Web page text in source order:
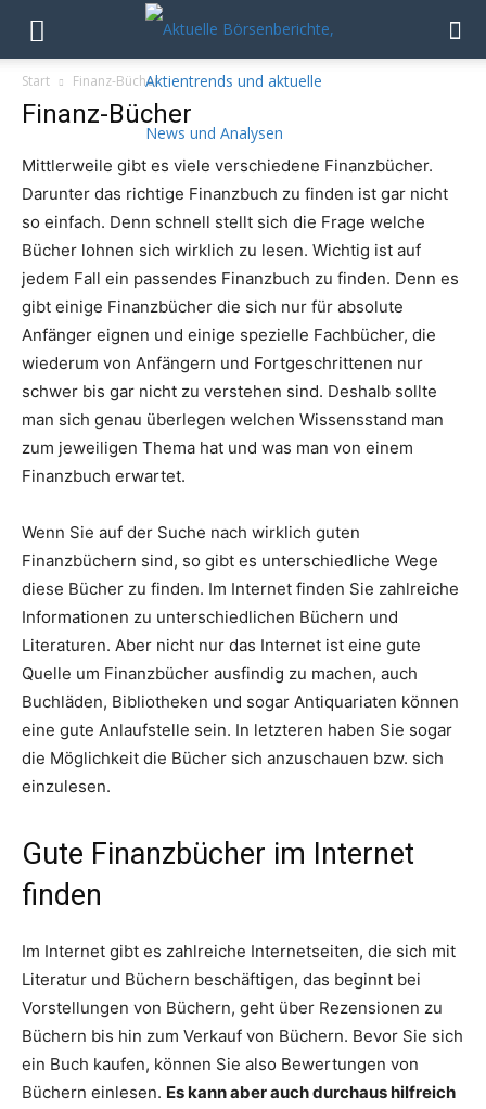
Start Finanz-Bücher
Finanz-Bücher
Mittlerweile gibt es viele verschiedene Finanzbücher.
Darunter das richtige Finanzbuch zu finden ist gar nicht
so einfach. Denn schnell stellt sich die Frage welche
Bücher lohnen sich wirklich zu lesen. Wichtig ist auf
jedem Fall ein passendes Finanzbuch zu finden. Denn es
gibt einige Finanzbücher die sich nur für absolute
Anfänger eignen und einige spezielle Fachbücher, die
wiederum von Anfängern und Fortgeschrittenen nur
schwer bis gar nicht zu verstehen sind. Deshalb sollte
man sich genau überlegen welchen Wissensstand man
zum jeweiligen Thema hat und was man von einem
Finanzbuch erwartet.
Wenn Sie auf der Suche nach wirklich guten
Finanzbüchern sind, so gibt es unterschiedliche Wege
diese Bücher zu finden. Im Internet finden Sie zahlreiche
Informationen zu unterschiedlichen Büchern und
Literaturen. Aber nicht nur das Internet ist eine gute
Quelle um Finanzbücher ausfindig zu machen, auch
Buchläden, Bibliotheken und sogar Antiquariaten können
eine gute Anlaufstelle sein. In letzteren haben Sie sogar
die Möglichkeit die Bücher sich anzuschauen bzw. sich
einzulesen.
Gute Finanzbücher im Internet
finden
Im Internet gibt es zahlreiche Internetseiten, die sich mit
Literatur und Büchern beschäftigen, das beginnt bei
Vorstellungen von Büchern, geht über Rezensionen zu
Büchern bis hin zum Verkauf von Büchern. Bevor Sie sich
ein Buch kaufen, können Sie also Bewertungen von
Büchern einlesen. Es kann aber auch durchaus hilfreich